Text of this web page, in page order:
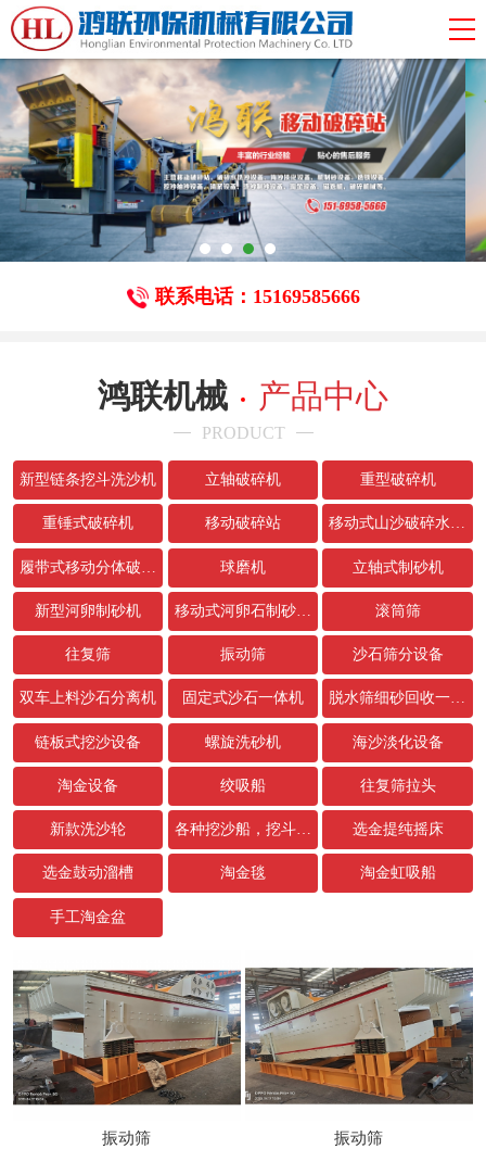
联系电话：15169585666
鸿联机械 产品中心
PRODUCT
新型链条挖斗洗沙机 立轴破碎机 重型破碎机
重锤式破碎机 移动破碎站 移动式山沙破碎水洗设备
球磨机 立轴式制砂机
新型河卵制砂机 移动式河卵石制砂生产线 滚筒筛
往复筛 振动筛 沙石筛分设备
双车上料沙石分离机 固定式沙石一体机 脱水筛细砂回收一体机
链板式挖沙设备 螺旋洗砂机 海沙淡化设备
淘金设备 绞吸船 往复筛拉头
新款洗沙轮 各种挖沙船，挖斗，链条配件 选金提纯摇床
选金鼓动溜槽 淘金毯 淘金虹吸船
手工淘金盆
振动筛 振动筛